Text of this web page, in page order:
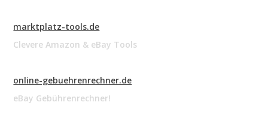
marktplatz-tools.de
Clevere Amazon & eBay Tools
online-gebuehrenrechner.de
eBay Gebührenrechner!